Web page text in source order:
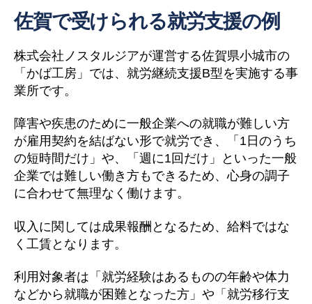
佐賀で受けられる就労支援の例
株式会社ノスタルジアが運営する佐賀県小城市の
「かば工房」では、就労継続支援B型を実施する事
業所です。
障害や疾患のために一般企業への就職が難しい方
が雇用契約を結ばない形で就労でき、「1日のうち
の短時間だけ」や、「週に1回だけ」といった一般
企業では難しい働き方もできるため、心身の調子
に合わせて無理なく働けます。
収入に関しては成果報酬となるため、給料ではな
く工賃となります。
利用対象者は「就労経験はあるものの年齢や体力
などから就職が困難となった方」や「就労移行支